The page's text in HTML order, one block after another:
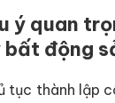
ý quan
động
tục thành lập